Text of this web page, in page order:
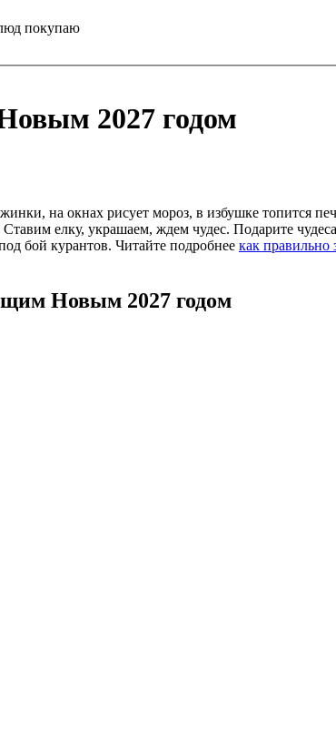
покупаю
2027 годом
на окнах рисует мороз, в избушке топится
елку, украшаем, ждем чудес. Подарите
бой курантов. Читайте подробнее как правильно
Новым 2027 годом